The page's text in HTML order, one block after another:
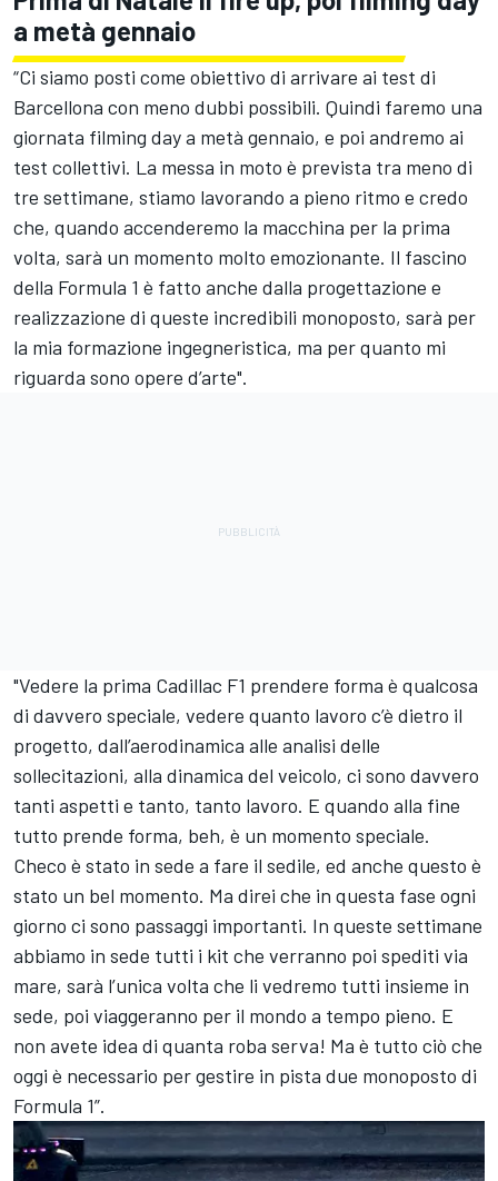
a metà gennaio
“Ci siamo posti come obiettivo di arrivare ai test di
Barcellona con meno dubbi possibili. Quindi faremo una
giornata filming day a metà gennaio, e poi andremo ai
test collettivi. La messa in moto è prevista tra meno di
tre settimane, stiamo lavorando a pieno ritmo e credo
che, quando accenderemo la macchina per la prima
volta, sarà un momento molto emozionante. Il fascino
della Formula 1 è fatto anche dalla progettazione e
realizzazione di queste incredibili monoposto, sarà per
la mia formazione ingegneristica, ma per quanto mi
riguarda sono opere d’arte".
"Vedere la prima Cadillac F1 prendere forma è qualcosa
di davvero speciale, vedere quanto lavoro c’è dietro il
progetto, dall’aerodinamica alle analisi delle
sollecitazioni, alla dinamica del veicolo, ci sono davvero
tanti aspetti e tanto, tanto lavoro. E quando alla fine
tutto prende forma, beh, è un momento speciale.
Checo è stato in sede a fare il sedile, ed anche questo è
stato un bel momento. Ma direi che in questa fase ogni
giorno ci sono passaggi importanti. In queste settimane
abbiamo in sede tutti i kit che verranno poi spediti via
mare, sarà l’unica volta che li vedremo tutti insieme in
sede, poi viaggeranno per il mondo a tempo pieno. E
non avete idea di quanta roba serva! Ma è tutto ciò che
oggi è necessario per gestire in pista due monoposto di
Formula 1”.